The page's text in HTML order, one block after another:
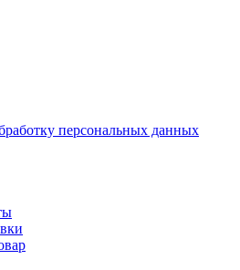
персональных данных